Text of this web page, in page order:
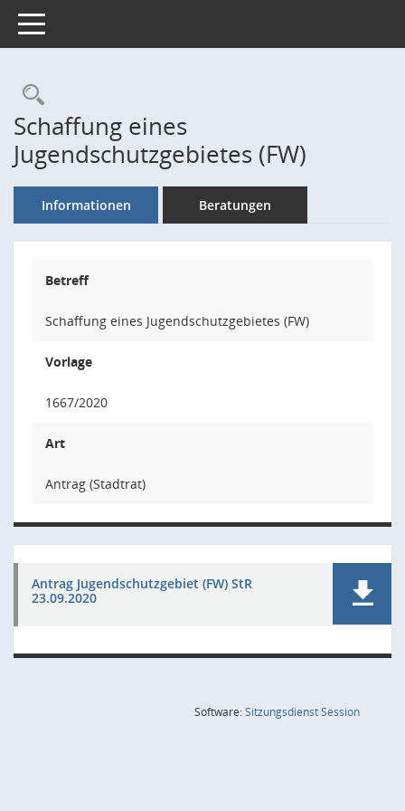
Toggle navigation
Rechercheauswahl
Schaffung eines
Jugendschutzgebietes (FW)
Informationen Beratungen
Betreff
Schaffung eines Jugendschutzgebietes (FW)
Vorlage
1667/2020
Art
Antrag (Stadtrat)
Antrag Jugendschutzgebiet (FW) StR
23.09.2020
Software:SitzungsdienstSession(Wird in